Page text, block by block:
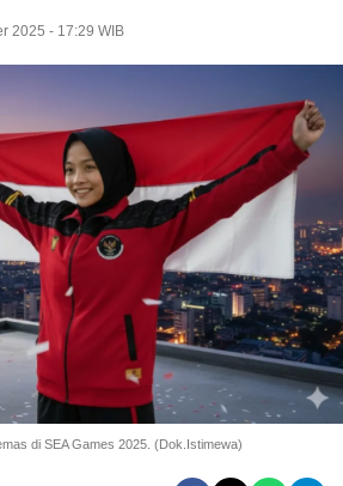
2025 - 17:29 WIB
di SEA Games 2025. (Dok.Istimewa)